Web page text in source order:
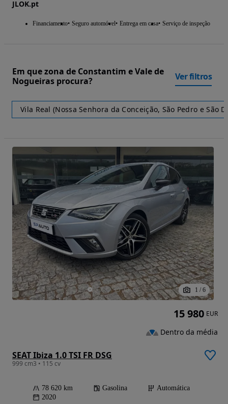
JLOK.pt
Financiamento Seguro automóvel Entrega em casa Serviço de inspeção
Em que zona de Constantim e Vale de
Nogueiras procura?
Ver filtros
Vila Real (Nossa Senhora da Conceição, São Pedro e São
1 / 6
SEAT Ibiza 1.0 TSI FR DSG
999 cm3 • 115 cv
78 620 km Gasolina
Automática
2020
15 980 EUR
Dentro da média